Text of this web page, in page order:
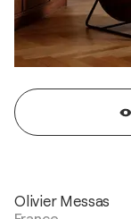
Olivier Messas